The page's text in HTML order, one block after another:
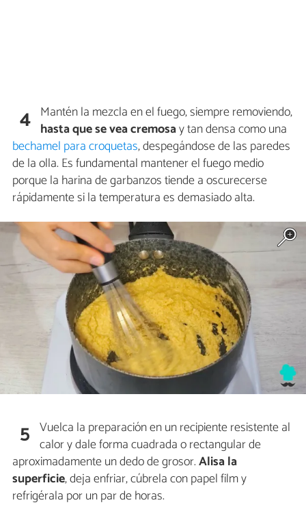
4 Mantén la mezcla en el fuego, siempre removiendo,
hasta que se vea cremosay tan densa como una
bechamel para croquetas, despegándose de las paredes
de la olla. Es fundamental mantener el fuego medio
porque la harina de garbanzos tiende a oscurecerse
rápidamente si la temperatura es demasiado alta.
5 Vuelca la preparación en un recipiente resistente al
calor y dale forma cuadrada o rectangular de
aproximadamente un dedo de grosor.Alisa la
superficie, deja enfriar, cúbrela con papel film y
refrigérala por un par de horas.